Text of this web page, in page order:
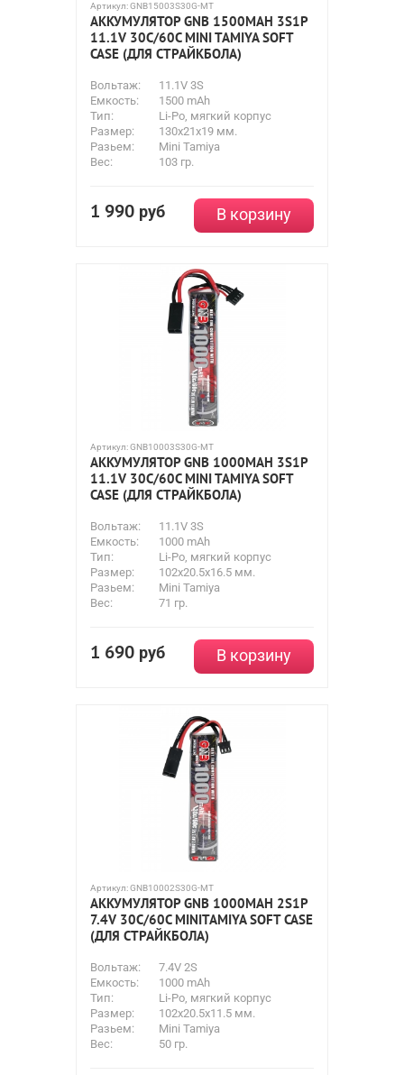
Артикул:GNB15003S30G-MT
АККУМУЛЯТОР GNB 1500MAH 3S1P
11.1V 30С/60C MINI TAMIYA SOFT
CASE (ДЛЯ СТРАЙКБОЛА)
Вольтаж:
11.1V 3S
Емкость:
1500 mAh
Тип:
Li-Po, мягкий корпус
Размер:
130x21x19 мм.
Разьем:
Mini Tamiya
Вес:
103 гр.
1 990 руб В корзину
Артикул:GNB10003S30G-MT
АККУМУЛЯТОР GNB 1000MAH 3S1P
11.1V 30С/60C MINI TAMIYA SOFT
CASE (ДЛЯ СТРАЙКБОЛА)
Вольтаж:
11.1V 3S
Емкость:
1000 mAh
Тип:
Li-Po, мягкий корпус
Размер:
102x20.5x16.5 мм.
Разьем:
Mini Tamiya
Вес:
71 гр.
1 690 руб В корзину
Артикул:GNB10002S30G-MT
АККУМУЛЯТОР GNB 1000MAH 2S1P
7.4V 30С/60C MINITAMIYA SOFT CASE
(ДЛЯ СТРАЙКБОЛА)
Вольтаж:
7.4V 2S
Емкость:
1000 mAh
Тип:
Li-Po, мягкий корпус
Размер:
102x20.5x11.5 мм.
Разьем:
Mini Tamiya
Вес:
50 гр.